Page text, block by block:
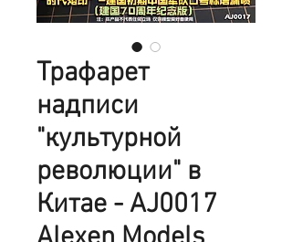
Трафарет
надписи
"культурной
революции" в
Китае - AJ0017